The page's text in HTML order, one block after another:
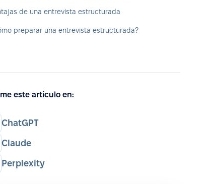
de una entrevista estructurada
preparar una entrevista estructurada?
este artículo en:
ChatGPT
Claude
Perplexity